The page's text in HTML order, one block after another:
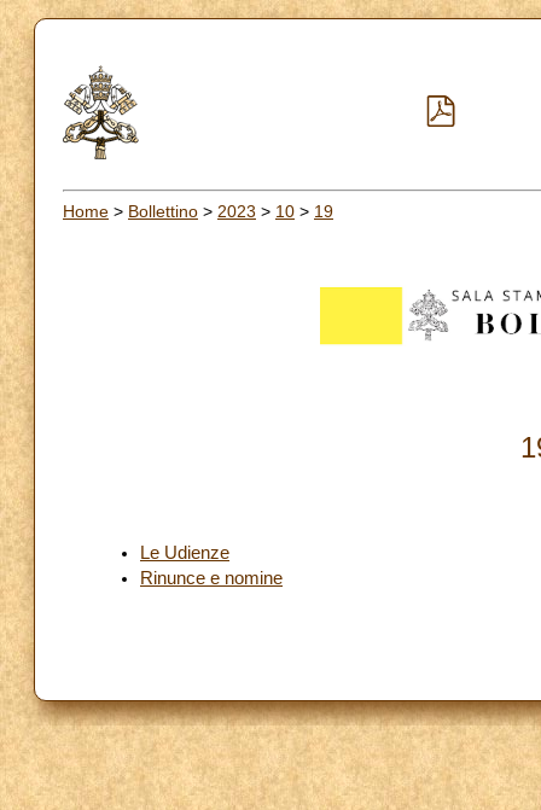
Home > Bollettino > 2023 > 10 > 19
Le Udienze
Rinunce e nomine